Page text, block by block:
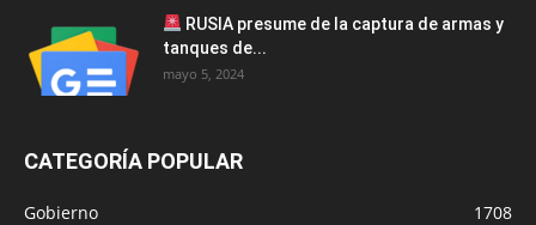
RUSIA presume de la captura de armas y
tanques de...
mayo 5, 2024
CATEGORÍA POPULAR
Gobierno
1708